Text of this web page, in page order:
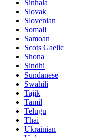
Sinhala
Slovak
Slovenian
Somali
Samoan
Scots Gaelic
Shona
Sindhi
Sundanese
Swahili
Tajik
Tamil
Telugu
Thai
Ukrainian